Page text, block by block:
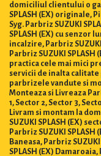
domiciliul clientului o
SPLASH (EX) originale,
Syg. Parbriz SUZUKI
SPLASH (EX) cu senzor
incalzire, Parbriz
Parbriz SUZUKI
practica cele mai mici
servicii de inalta
parbrizele vandute si
Monteaza si Livreaza
1, Sector 2, Sector 3,
Livram si montam la
SUZUKI SPLASH (EX)
Parbriz SUZUKI SPLASH
Baneasa, Parbriz
SPLASH (EX)